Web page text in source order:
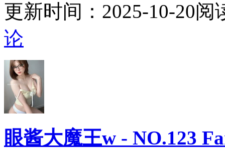
更新时间： 2025-10-20阅
论
眼酱大魔王w - NO.123